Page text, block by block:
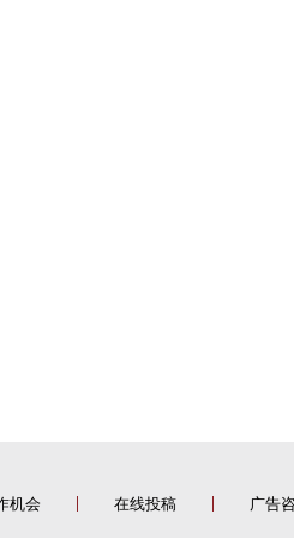
机会 在线投稿 广告